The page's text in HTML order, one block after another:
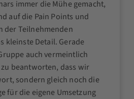
immer die Mühe gemacht,
auf die Pain Points und
der Teilnehmenden
kleinste Detail. Gerade
auch vermeintlich
beantworten, dass wir
sondern gleich noch die
für die eigene Umsetzung